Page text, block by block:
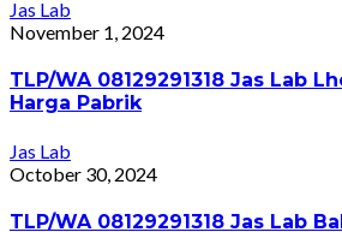
Jas Lab
November 1, 2024
TLP/WA 08129291318 Jas Lab
Harga Pabrik
Jas Lab
October 30, 2024
TLP/WA 08129291318 Jas Lab